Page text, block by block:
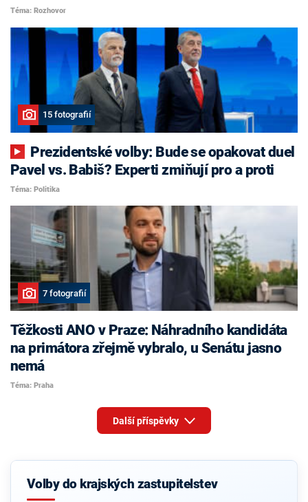
Téma: Rozhovor
15 fotografií
Pavel vs. Babiš? Experti zmiňují pro a proti
Téma: Politika
7 fotografií
Těžkosti ANO v Praze: Náhradního kandidáta
na primátora zřejmě vybralo, u Senátu jasno
nemá
Téma: Praha
Další příspěvky
Volby do krajských zastupitelstev